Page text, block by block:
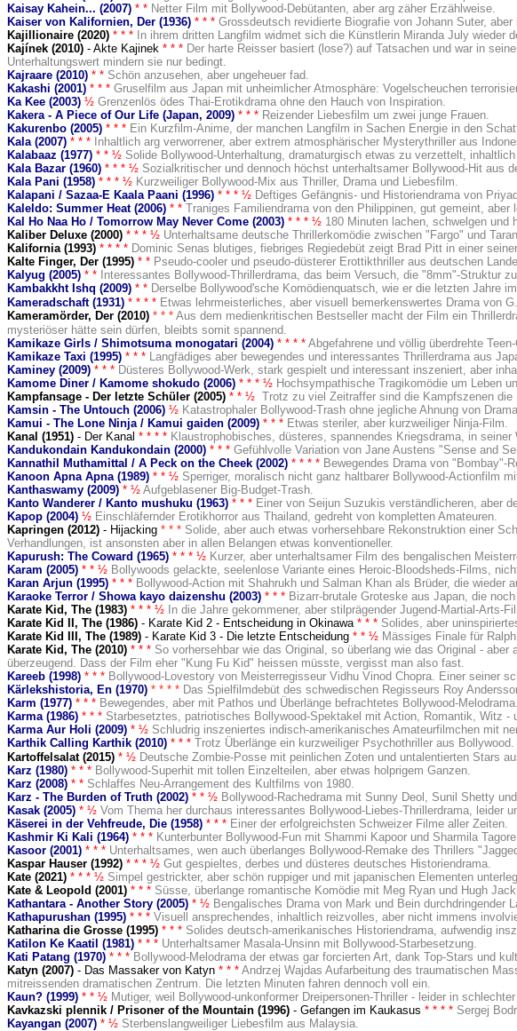
Kaisay Kahein... (2007) * * Netter Film mit Bollywood-Debütanten, aber arg zäher Erzählweise.
Kaiser von Kalifornien, Der (1936) * * * Grossdeutsch revidierte Biografie von Johann Suter,
Kajillionaire (2020) * * * In ihrem dritten Langfilm widmet sich die Künstlerin Miranda July
Kajínek (2010) - Akte Kajinek * * * Der harte Reisser basiert (lose?) auf Tatsachen und war in
Unterhaltungswert mindern sie nur bedingt.
Kajraare (2010) * * Schön anzusehen, aber ungeheuer fad.
Kakashi (2001) * * * Gruselfilm aus Japan mit unheimlicher Atmosphäre: Vogelscheuchen
Ka Kee (2003) ½ Grenzenlös ödes Thai-Erotikdrama ohne den Hauch von Inspiration.
Kakera - A Piece of Our Life (Japan, 2009) * * * Reizender Liebesfilm um zwei junge Frauen.
Kakurenbo (2005) * * * Ein Kurzfilm-Anime, der manchen Langfilm in Sachen Energie in den
Kala (2007) * * * Inhaltlich arg verworrener, aber extrem atmosphärischer Mysterythriller aus
Kalabaaz (1977) * * ½ Solide Bollywood-Unterhaltung, dramaturgisch etwas zu verzettelt,
Kala Bazar (1960) * * * ½ Sozialkritischer und dennoch höchst unterhaltsamer Bollywood-Hit aus
Kala Pani (1958) * * * ½ Kurzweiliger Bollywood-Mix aus Thriller, Drama und Liebesfilm.
Kalapani / Sazaa-E Kaala Paani (1996) * * * ½ Deftiges Gefängnis- und Historiendrama von
Kaleldo: Summer Heat (2006) * * Traniges Familiendrama von den Philippinen, gut gemeint, aber
Kal Ho Naa Ho / Tomorrow May Never Come (2003) * * * ½ 180 Minuten lachen, schwelgen und
Kaliber Deluxe (2000) * * * ½ Unterhaltsame deutsche Thrillerkomödie zwischen "Fargo" und
Kalifornia (1993) * * * * Dominic Senas blutiges, fiebriges Regiedebüt zeigt Brad Pitt in einer
Kalte Finger, Der (1995) * * Pseudo-cooler und pseudo-düsterer Erottikthriller aus deutschen
Kalyug (2005) * * Interessantes Bollywood-Thrillerdrama, das beim Versuch, die "8mm"-Struktur
Kambakkht Ishq (2009) * * Derselbe Bollywood'sche Komödienquatsch, wie er die letzten Jahre
Kameradschaft (1931) * * * * Etwas lehrmeisterliches, aber visuell bemerkenswertes Drama von
Kameramörder, Der (2010) * * * Aus dem medienkritischen Bestseller macht der Film ein
mysteriöser hätte sein dürfen, bleibts somit spannend.
Kamikaze Girls / Shimotsuma monogatari (2004) * * * * Abgefahrene und völlig überdrehte
Kamikaze Taxi (1995) * * * Langfädiges aber bewegendes und interessantes Thrillerdrama aus
Kaminey (2009) * * * Düsteres Bollywood-Werk, stark gespielt und interessant inszeniert, aber
Kamome Diner / Kamome shokudo (2006) * * * ½ Hochsympathische Tragikomödie um Leben
Kampfansage - Der letzte Schüler (2005) * * ½ Trotz zu viel Zeitraffer sind die Kampfszenen
Kamsin - The Untouch (2006) ½ Katastrophaler Bollywood-Trash ohne jegliche Ahnung von
Kamui - The Lone Ninja / Kamui gaiden (2009) * * * Etwas steriler, aber kurzweiliger Ninja-Film.
Kanal (1951) - Der Kanal * * * * Klaustrophobisches, düsteres, spannendes Kriegsdrama, in
Kandukondain Kandukondain (2000) * * * Gefühlvolle Variation von Jane Austens "Sense and
Kannathil Muthamittal / A Peck on the Cheek (2002) * * * * Bewegendes Drama von "Bombay"-
Kanoon Apna Apna (1989) * * ½ Sperriger, moralisch nicht ganz haltbarer Bollywood-Actionfilm
Kanthaswamy (2009) * ½ Aufgeblasener Big-Budget-Trash.
Kanto Wanderer / Kanto mushuku (1963) * * * Einer von Seijun Suzukis verständlicheren, aber
Kapop (2004) ½ Einschläfernder Erotikhorror aus Thailand, gedreht von kompletten Amateuren.
Kapringen (2012) - Hijacking * * * Solide, aber auch etwas vorhersehbare Rekonstruktion einer
Verhandlungen, ist ansonsten aber in allen Belangen etwas konventioneller.
Kapurush: The Coward (1965) * * * ½ Kurzer, aber unterhaltsamer Film des bengalischen
Karam (2005) * * ½ Bollywoods gelackte, seelenlose Variante eines Heroic-Bloodsheds-Films,
Karan Arjun (1995) * * * Bollywood-Action mit Shahrukh und Salman Khan als Brüder, die
Karaoke Terror / Showa kayo daizenshu (2003) * * * Bizarr-brutale Groteske aus Japan, die
Karate Kid, The (1983) * * * ½ In die Jahre gekommener, aber stilprägender Jugend-Martial-Arts-
Karate Kid II, The (1986) - Karate Kid 2 - Entscheidung in Okinawa * * * Solides, aber
Karate Kid III, The (1989) - Karate Kid 3 - Die letzte Entscheidung * * ½ Mässiges Finale für
Karate Kid, The (2010) * * * So vorhersehbar wie das Original, so überlang wie das Original -
überzeugend. Dass der Film eher "Kung Fu Kid" heissen müsste, vergisst man also fast.
Kareeb (1998) * * * Bollywood-Lovestory von Meisterregisseur Vidhu Vinod Chopra. Einer seiner
Kärlekshistoria, En (1970) * * * * Das Spielfilmdebüt des schwedischen Regisseurs Roy
Karm (1977) * * * Bewegendes, aber mit Pathos und Überlänge befrachtetes Bollywood-Melodrama.
Karma (1986) * * * Starbesetztes, patriotisches Bollywood-Spektakel mit Action, Romantik, Witz -
Karma Aur Holi (2009) * ½ Schludrig inszeniertes indisch-amerikanisches Amateurfilmchen mit
Karthik Calling Karthik (2010) * * * Trotz Überlänge ein kurzweiliger Psychothriller aus Bollywood.
Kartoffelsalat (2015) * ½ Deutsche Zombie-Posse mit peinlichen Zoten und untalentierten Stars
Karz (1980) * * * Bollywood-Superhit mit tollen Einzelteilen, aber etwas holprigem Ganzen.
Karz (2008) * * Schlaffes Neu-Arrangement des Kultfilms von 1980.
Karz - The Burden of Truth (2002) * * ½ Bollywood-Rachedrama mit Sunny Deol, Sunil Shetty
Kasak (2005) * ½ Vom Thema her durchaus interessantes Bollywood-Liebes-Thrillerdrama, leider
Käserei in der Vehfreude, Die (1958) * * * Einer der erfolgreichsten Schweizer Filme aller Zeiten.
Kashmir Ki Kali (1964) * * * Kunterbunter Bollywood-Fun mit Shammi Kapoor und Sharmila
Kasoor (2001) * * * Unterhaltsames, wen auch überlanges Bollywood-Remake des Thrillers
Kaspar Hauser (1992) * * * ½ Gut gespieltes, derbes und düsteres deutsches Historiendrama.
Kate (2021) * * * ½ Simpel gestrickter, aber schön ruppiger und mit japanischen Elementen
Kate & Leopold (2001) * * * Süsse, überlange romantische Komödie mit Meg Ryan und Hugh
Kathantara - Another Story (2005) * ½ Bengalisches Drama von Mark und Bein durchdringender
Kathapurushan (1995) * * * Visuell ansprechendes, inhaltlich reizvolles, aber nicht immens
Katharina die Grosse (1995) * * * Solides deutsch-amerikanisches Historiendrama, aufwendig
Katilon Ke Kaatil (1981) * * * Unterhaltsamer Masala-Unsinn mit Bollywood-Starbesetzung.
Kati Patang (1970) * * * Bollywood-Melodrama der etwas gar forcierten Art, dank Top-Stars und
Katyn (2007) - Das Massaker von Katyn * * * Andrzej Wajdas Aufarbeitung des traumatischen
mitreissenden dramatischen Zentrum. Die letzten Minuten fahren dennoch voll ein.
Kaun? (1999) * * ½ Mutiger, weil Bollywood-unkonformer Dreipersonen-Thriller - leider in
Kavkazski plennik / Prisoner of the Mountain (1996) - Gefangen im Kaukasus * * * * Sergej
Kayangan (2007) * ½ Sterbenslangweiliger Liebesfilm aus Malaysia.